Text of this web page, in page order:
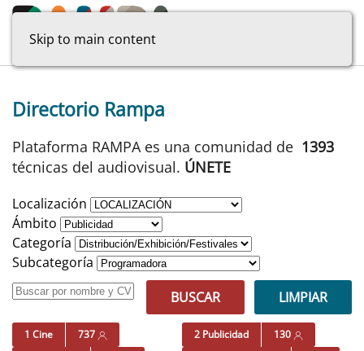
Skip to main content
Directorio Rampa
Plataforma RAMPA es una comunidad de 1393
técnicas del audiovisual. ÚNETE
Localización
Ámbito
Categoría
Subcategoría
BUSCAR
LIMPIAR
1 Cine 737 2 Publicidad
130